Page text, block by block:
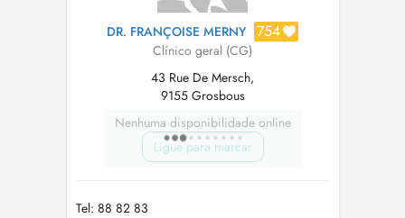
DR. FRANÇOISE MERNY 754
Clínico geral (CG)
43 Rue De Mersch,
9155 Grosbous
Nenhuma disponibilidade online
Ligue para marcar
Tel: 88 82 83